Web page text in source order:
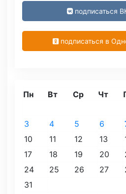
подписаться
подписаться в
Пн Вт Ср Чт
3
4 5 6
10
11 12 13
17
18 19 20
24
25 26 27
31